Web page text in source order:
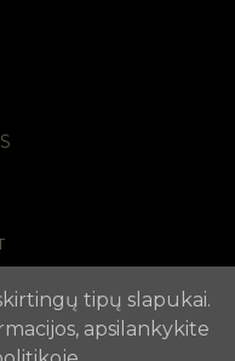
tipų slapukai.
apsilankykite